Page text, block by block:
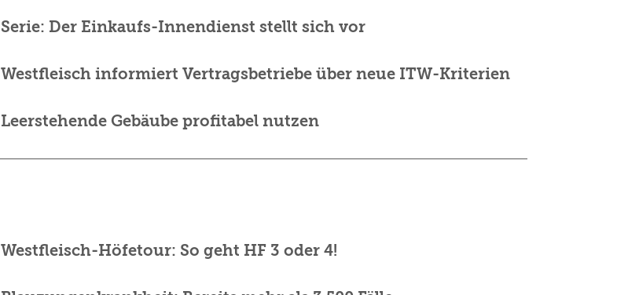
Serie: Der Einkaufs-Innendienst stellt sich vor
Westfleisch informiert Vertragsbetriebe über neue ITW-Kriterien
Leerstehende Gebäube profitabel nutzen
Westfleisch-Höfetour: So geht HF 3 oder 4!